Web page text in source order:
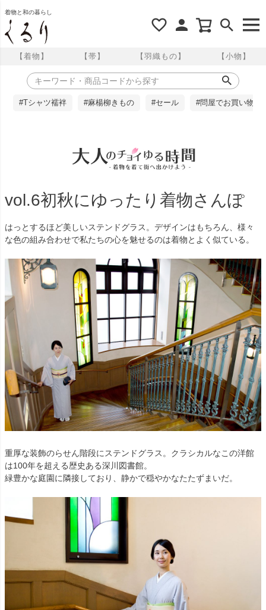
着物と和の暮らし
【着物】 【帯】 【羽織もの】 【小物】
#Tシャツ襦袢 #麻楊柳きもの #セール #問屋でお買い物
vol.6初秋にゆったり着物さんぽ
はっとするほど美しいステンドグラス。デザインはもちろん、様々
な色の組み合わせで私たちの心を魅せるのは着物とよく似ている。
重厚な装飾のらせん階段にステンドグラス。クラシカルなこの洋館
は100年を超える歴史ある深川図書館。
緑豊かな庭園に隣接しており、静かで穏やかなたたずまいだ。